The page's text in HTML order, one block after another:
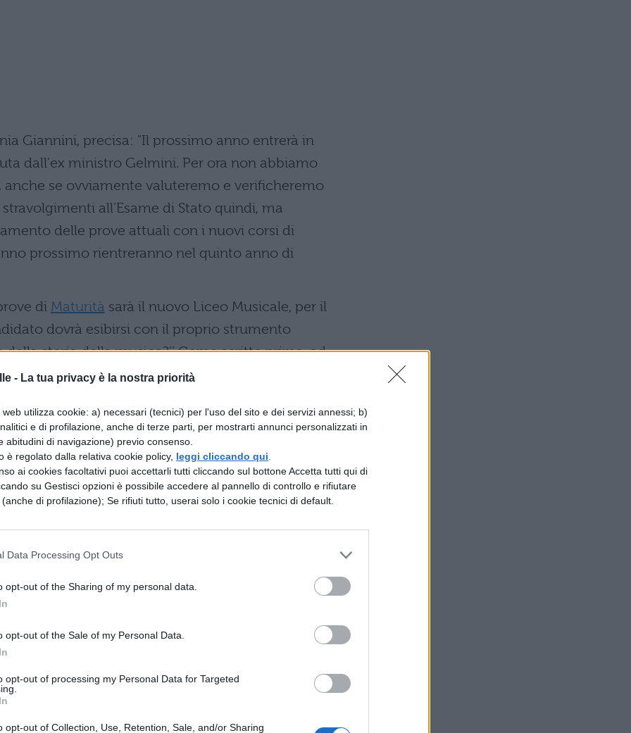
- La tua privacy è la nostra priorità
utilizza cookie: a) necessari (tecnici) per l'uso del sito e dei servizi annessi; b)
e di profilazione, anche di terze parti, per mostrarti annunci personalizzati in
abitudini di navigazione) previo consenso.
è regolato dalla relativa cookie policy, leggi cliccando qui
ai cookies facoltativi puoi accettarli tutti cliccando sul bottone Accetta tutti qui di
su Gestisci opzioni è possibile accedere al pannello di controllo e rifiutare
di profilazione); Se rifiuti tutto, userai solo i cookie tecnici di default.
Data Processing Opt Outs
opt-out of the Sharing of my personal data.
opt-out of the Sale of my Personal Data.
opt-out of processing my Personal Data for Targeted
opt-out of Collection, Use, Retention, Sale, and/or Sharing
Giannini, precisa: "Il prossimo anno entrerà in
dall'ex ministro Gelmini. Per ora non abbiamo
se ovviamente valuteremo e verificheremo
all’Esame di Stato quindi, ma
delle prove attuali con i nuovi corsi di
prossimo rientreranno nel quinto anno di
di Maturità sarà il nuovo Liceo Musicale, per il
dovrà esibirsi con il proprio strumento
storia della musica?’’ Come scritto prima, ad
ordinamento sono Istituti tecnici e
sarà modificato il metodo di valutazione
Riforma che prevedono di considerare anche
superiore sarà, generalmente, toccata da
prova scritta, che verrà modificata per essere
e con i macro-indirizzi di studio.
possibile sostituzione della terza prova
per la Maturità 2015
''quizzone'' della terza prova scritta. Possibili
ormai viene surclassata da
e immediate, rispetto a tesine cartacee che
in via di abbandono, piuttosto che una precisa
per la prima prova scritta che potrebbe
sembrerebbe infatti che questa venga